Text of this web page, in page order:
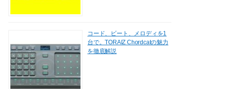
コード、ビート、メロディを1
台で。TORAIZ Chordcatの魅力
を徹底解説